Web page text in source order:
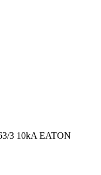
3 10kA EATON